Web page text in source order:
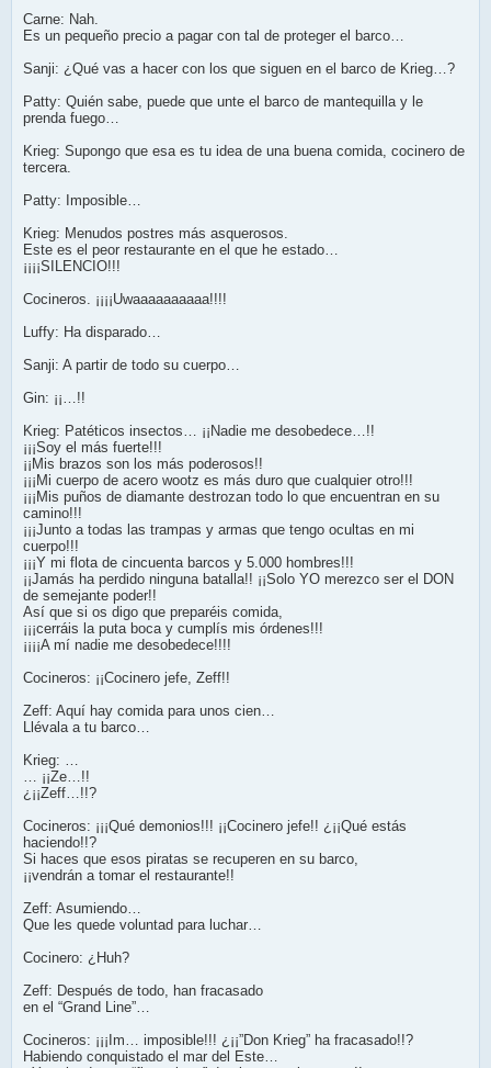
Carne: Nah.
Es un pequeño precio a pagar con tal de proteger el barco…
Sanji: ¿Qué vas a hacer con los que siguen en el barco de Krieg…?
Patty: Quién sabe, puede que unte el barco de mantequilla y le
prenda fuego…
Krieg: Supongo que esa es tu idea de una buena comida, cocinero de
tercera.
Patty: Imposible…
Krieg: Menudos postres más asquerosos.
Este es el peor restaurante en el que he estado…
¡¡¡¡SILENCIO!!!
Cocineros. ¡¡¡¡Uwaaaaaaaaaa!!!!
Luffy: Ha disparado…
Sanji: A partir de todo su cuerpo…
Gin: ¡¡…!!
Krieg: Patéticos insectos… ¡¡Nadie me desobedece…!!
¡¡¡Soy el más fuerte!!!
¡¡Mis brazos son los más poderosos!!
¡¡¡Mi cuerpo de acero wootz es más duro que cualquier otro!!!
¡¡¡Mis puños de diamante destrozan todo lo que encuentran en su
camino!!!
¡¡¡Junto a todas las trampas y armas que tengo ocultas en mi
cuerpo!!!
¡¡¡Y mi flota de cincuenta barcos y 5.000 hombres!!!
¡¡Jamás ha perdido ninguna batalla!! ¡¡Solo YO merezco ser el DON
de semejante poder!!
Así que si os digo que preparéis comida,
¡¡¡cerráis la puta boca y cumplís mis órdenes!!!
¡¡¡¡A mí nadie me desobedece!!!!
Cocineros: ¡¡Cocinero jefe, Zeff!!
Zeff: Aquí hay comida para unos cien…
Llévala a tu barco…
Krieg: …
… ¡¡Ze…!!
¿¡¡Zeff…!!?
Cocineros: ¡¡¡Qué demonios!!! ¡¡Cocinero jefe!! ¿¡¡Qué estás
haciendo!!?
Si haces que esos piratas se recuperen en su barco,
¡¡vendrán a tomar el restaurante!!
Zeff: Asumiendo…
Que les quede voluntad para luchar…
Cocinero: ¿Huh?
Zeff: Después de todo, han fracasado
en el “Grand Line”…
Cocineros: ¡¡¡Im… imposible!!! ¿¡¡”Don Krieg” ha fracasado!!?
Habiendo conquistado el mar del Este…